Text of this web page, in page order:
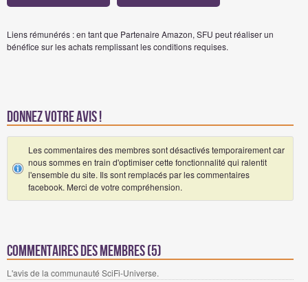
Liens rémunérés : en tant que Partenaire Amazon, SFU peut réaliser un
bénéfice sur les achats remplissant les conditions requises.
Donnez votre avis !
Les commentaires des membres sont désactivés temporairement car
nous sommes en train d'optimiser cette fonctionnalité qui ralentit
l'ensemble du site. Ils sont remplacés par les commentaires
facebook. Merci de votre compréhension.
Commentaires des membres (5)
L'avis de la communauté SciFi-Universe.